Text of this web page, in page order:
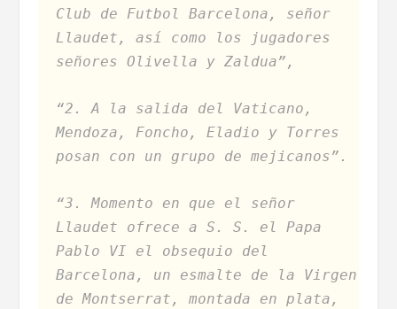
Club de Futbol Barcelona, señor
Llaudet, así como los jugadores
señores Olivella y Zaldua”,
“2. A la salida del Vaticano,
Mendoza, Foncho, Eladio y Torres
posan con un grupo de mejicanos”.
“3. Momento en que el señor
Llaudet ofrece a S. S. el Papa
Pablo VI el obsequio del
Barcelona, un esmalte de la Virgen
de Montserrat, montada en plata,